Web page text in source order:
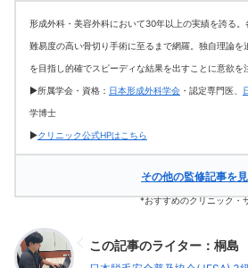
形成外科・美容外科において30年以上の実績を誇る
難易度の高い骨切り手術に至るまで網羅。独自理論を
を目指し的確でスピーディな結果を出すことに意欲を
▶所属学会・資格： 日本形成外科学会 ・認定専門医、
学博士
▶クリニック公式HPはこちら
その他の監修記事を
*おすすめのクリニック・
この記事のライター：桐島